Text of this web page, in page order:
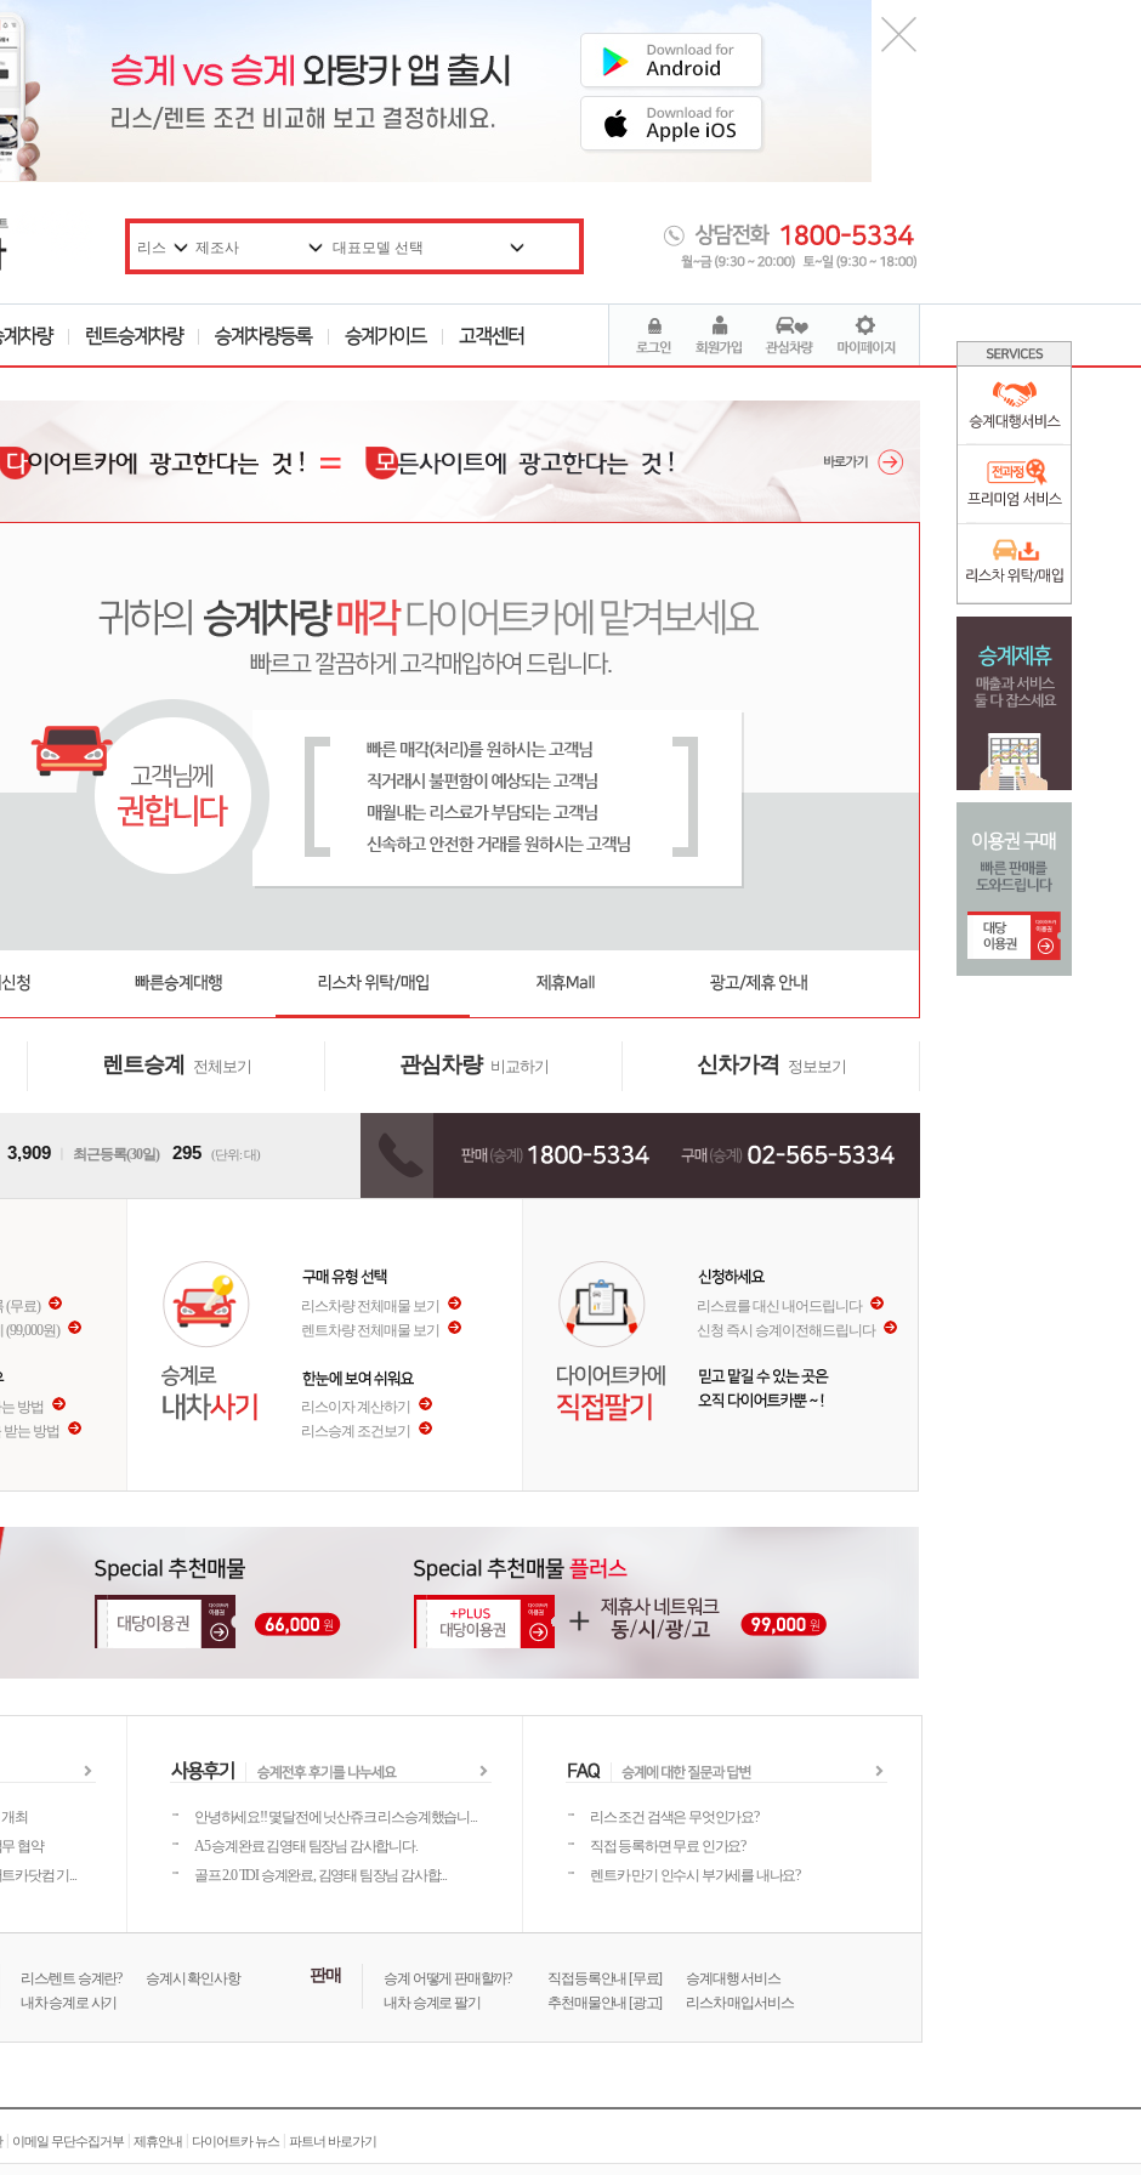
렌트승계 전체보기 관심차량 비교하기 신차가격 정보보기
3,909 최근등록(30일) 295 (단위: 대)
(무료)
원)
방법
는 방법
리스차량 전체매물 보기
렌트차량 전체매물 보기
리스이자 계산하기
리스승계 조건보기
리스료를 대신 내어드립니다
신청 즉시 승계이전해드립니다
최
협약
카닷컴 기...
안녕하세요!! 몇달전에 닛산쥬크 리스승계했습니...
A5 승계완료 김영태 팀장님 감사합니다.
골프 2.0 TDI 승계완료, 김영태 팀장님 감사합...
리스 조건 검색은 무엇인가요?
직접 등록하면 무료 인가요?
렌트카 만기 인수시 부가세를 내나요?
리스/렌트 승계란?
승계시 확인사항
내차 승계로 사기
판매 승계 어떻게 판매할까? 직접등록안내 [무료]
승계대행 서비스
내차 승계로 팔기
추천매물안내 [광고] 리스차 매입서비스
| 이메일 무단수집거부 제휴안내 다이어트카 뉴스 파트너 바로가기